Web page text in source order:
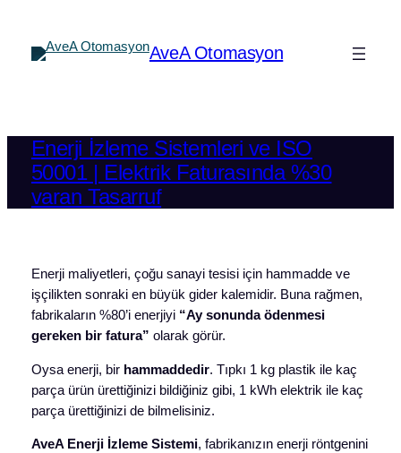
AveA Otomasyon
Enerji İzleme Sistemleri ve ISO
50001 | Elektrik Faturasında %30
varan Tasarruf
Enerji maliyetleri, çoğu sanayi tesisi için hammadde ve
işçilikten sonraki en büyük gider kalemidir. Buna rağmen,
fabrikaların %80’i enerjiyi “Ay sonunda ödenmesi
gereken bir fatura” olarak görür.
Oysa enerji, bir hammaddedir. Tıpkı 1 kg plastik ile kaç
parça ürün ürettiğinizi bildiğiniz gibi, 1 kWh elektrik ile kaç
parça ürettiğinizi de bilmelisiniz.
AveA Enerji İzleme Sistemi, fabrikanızın enerji röntgenini